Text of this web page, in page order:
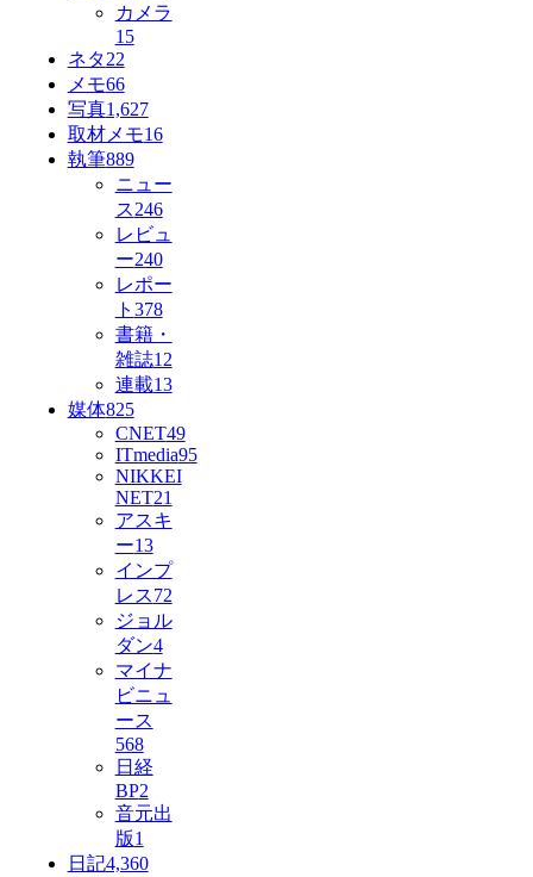
カメラ
15
ネタ22
メモ66
写真1,627
取材メモ16
執筆889
ニュー
ス246
レビュ
ー240
レポー
ト 378
書籍・
雑誌12
連載13
媒体825
CNET49
ITmedia95
NIKKEI
NET21
アスキ
ー13
インプ
レス72
ジョル
ダン4
マイナ
ビニュ
ース
568
日経
BP2
音元出
版1
日記4,360